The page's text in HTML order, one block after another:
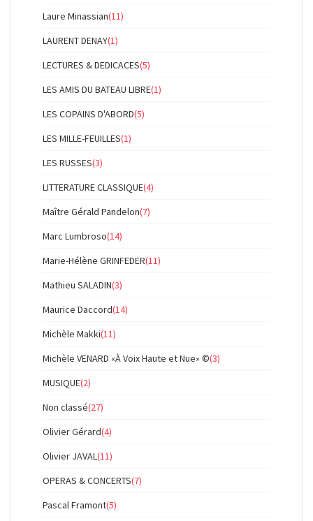
Laure Minassian(11)
LAURENT DENAY(1)
LECTURES & DEDICACES(5)
LES AMIS DU BATEAU LIBRE(1)
LES COPAINS D'ABORD(5)
LES MILLE-FEUILLES(1)
LES RUSSES(3)
LITTERATURE CLASSIQUE(4)
Maître Gérald Pandelon(7)
Marc Lumbroso(14)
Marie-Hélène GRINFEDER(11)
Mathieu SALADIN(3)
Maurice Daccord(14)
Michèle Makki(11)
Michèle VENARD «À Voix Haute et Nue» ©(3)
MUSIQUE(2)
Non classé(27)
Olivier Gérard(4)
Olivier JAVAL(11)
OPERAS & CONCERTS(7)
Pascal Framont(5)